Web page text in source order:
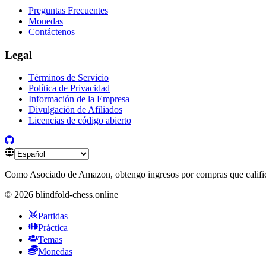
Preguntas Frecuentes
Monedas
Contáctenos
Legal
Términos de Servicio
Política de Privacidad
Información de la Empresa
Divulgación de Afiliados
Licencias de código abierto
Como Asociado de Amazon, obtengo ingresos por compras que
© 2026 blindfold-chess.online
Partidas
Práctica
Temas
Monedas